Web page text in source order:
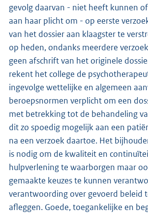
gevolg daarvan - niet heeft kunnen
aan haar plicht om - op eerste
van het dossier aan klaagster te
op heden, ondanks meerdere
geen afschrift van het originele
rekent het college de
ingevolge wettelijke en algemeen
beroepsnormen verplicht om een
met betrekking tot de behandeling
dit zo spoedig mogelijk aan een
na een verzoek daartoe. Het
is nodig om de kwaliteit en
hulpverlening te waarborgen maar
gemaakte keuzes te kunnen
verantwoording over gevoerd beleid
afleggen. Goede, toegankelijke en